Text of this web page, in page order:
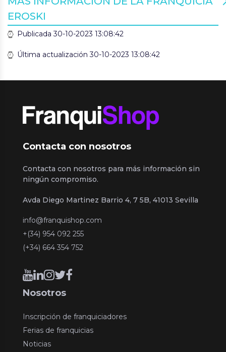
EROSKI
Publicada 30-10-2023 13:08:42
Última actualización 30-10-2023 13:08:42
Contacta con nosotros
Contacta con nosotros para más información sin
ningún compromiso.
Avda Diego Martinez Barrio 4, 7 5B, 41013 Sevilla
info@franquishop.com
+(34) 954 092 255
(+34) 664 354 752
Nosotros
Inscripción de franquiciadores
Ferias de franquicias
Noticias